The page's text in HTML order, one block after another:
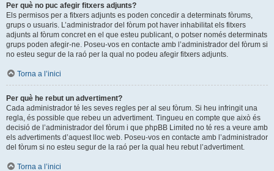
Per què no puc afegir fitxers adjunts?
Els permisos per a fitxers adjunts es poden concedir a determinats fòrums,
grups o usuaris. L’administrador del fòrum pot haver inhabilitat els fitxers
adjunts al fòrum concret en el que esteu publicant, o potser només determinats
grups poden afegir-ne. Poseu-vos en contacte amb l’administrador del fòrum si
no esteu segur de la raó per la qual no podeu afegir fitxers adjunts.
Torna a l’inici
Per què he rebut un advertiment?
Cada administrador té les seves regles per al seu fòrum. Si heu infringit una
regla, és possible que rebeu un advertiment. Tingueu en compte que això és
decisió de l’administrador del fòrum i que phpBB Limited no té res a veure amb
els advertiments d’aquest lloc web. Poseu-vos en contacte amb l’administrador
del fòrum si no esteu segur de la raó per la qual heu rebut l’advertiment.
Torna a l’inici